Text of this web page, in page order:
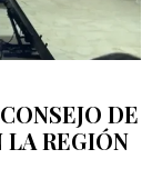
DE
LA REGIÓN